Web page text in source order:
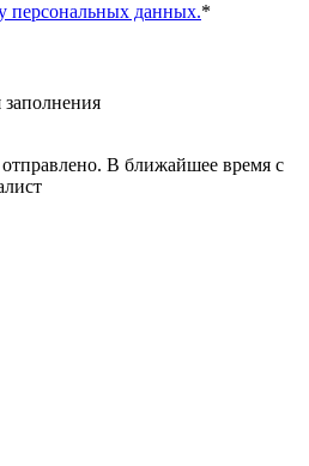
персональных данных.*
заполнения
В ближайшее время с